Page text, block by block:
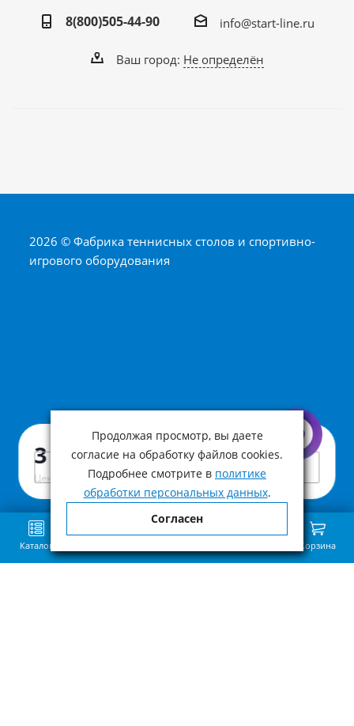
Артикул: BDSPYBR68R
3 390 ₽
Цена с учетом НДС
8(800)505-44-90
info@start-line.ru
Ваш город: Не определён
2026 © Фабрика теннисных столов и спортивно-
игрового оборудования
Каталог Корзина
Продолжая просмотр, вы даете
согласие на обработку файлов cookies.
Подробнее смотрите в политике
обработки персональных данных.
Согласен